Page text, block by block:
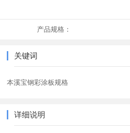
产品规格：
关键词
本溪宝钢彩涂板规格
详细说明